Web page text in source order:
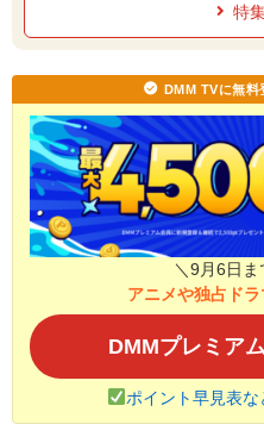
特
DMM TVに無
＼9月6日ま
アニメや独占ドラ
DMMプレミア
ポイント早見表